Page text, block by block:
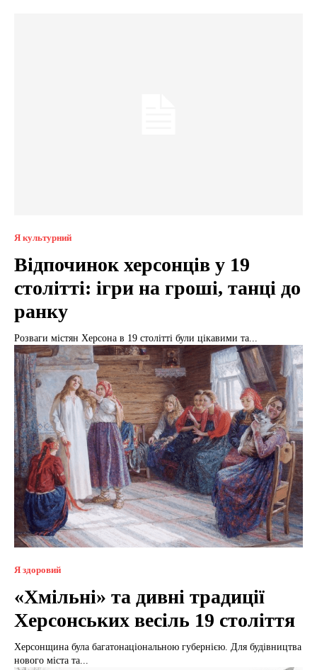
Я культурний
Відпочинок херсонців у 19
столітті: ігри на гроші, танці до
ранку
Розваги містян Херсона в 19 столітті були цікавими та...
Я здоровий
«Хмільні» та дивні традиції
Херсонських весіль 19 століття
Херсонщина була багатонаціональною губернією. Для будівництва
нового міста та...